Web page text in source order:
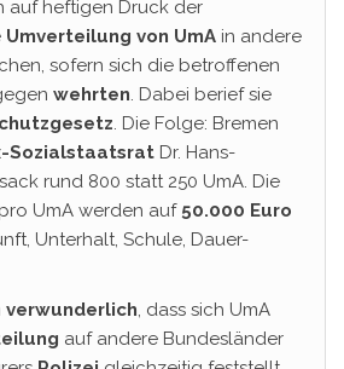
auf heftigen Druck der
Umverteilung von UmA in andere
sofern sich die betroffenen
wehrten. Dabei berief sie
. Die Folge: Bremen
Sozialstaatsrat Dr. Hans-
rund 800 statt 250 UmA. Die
pro UmA werden auf 50.000 Euro
Unterhalt, Schule, Dauer-
verwunderlich, dass sich UmA
auf andere Bundesländer